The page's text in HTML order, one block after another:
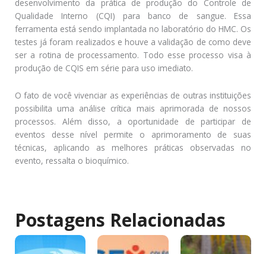
desenvolvimento da prática de produção do Controle de
Qualidade Interno (CQI) para banco de sangue. Essa
ferramenta está sendo implantada no laboratório do HMC. Os
testes já foram realizados e houve a validação de como deve
ser a rotina de processamento. Todo esse processo visa à
produção de CQIS em série para uso imediato.
O fato de você vivenciar as experiências de outras instituições
possibilita uma análise crítica mais aprimorada de nossos
processos. Além disso, a oportunidade de participar de
eventos desse nível permite o aprimoramento de suas
técnicas, aplicando as melhores práticas observadas no
evento, ressalta o bioquímico.
Postagens Relacionadas